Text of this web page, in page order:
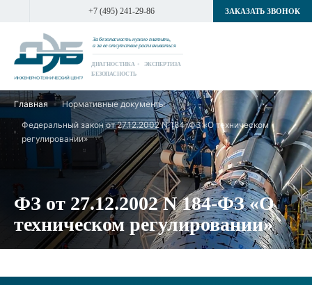
+7 (495) 241-29-86 ЗАКАЗАТЬ ЗВОНОК
За безопасность нужно платить,
а за ее отсутствие расплачиваться
ДИАГНОСТИКА ЭКСПЕРТИЗА
БЕЗОПАСНОСТЬ
Главная
Нормативные документы
Федеральный закон от 27.12.2002 N 184-ФЗ «О техническом
регулировании»
ФЗ от 27.12.2002 N 184-ФЗ «О
техническом регулировании»